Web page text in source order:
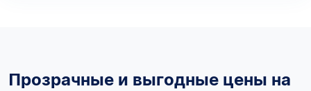
Прозрачные и выгодные цены на